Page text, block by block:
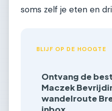
soms zelf je eten en
BLIJF OP DE HOOGTE
Ontvang de
Maczek
wandelroute